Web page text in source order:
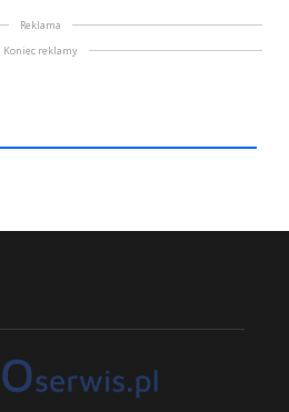
Reklama
Koniec reklamy